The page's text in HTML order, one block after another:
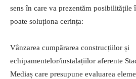
sens în care va prezentăm posibilitățile
poate soluționa cerința:
Vânzarea cumpărarea construcțiilor și
echipamentelor/instalațiilor aferente
Mediaș care presupune evaluarea